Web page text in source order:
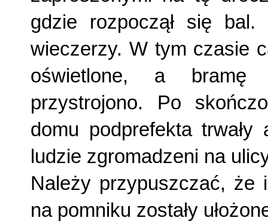
gdzie rozpoczął się
wieczerzy. W tym czasie
oświetlone, a bramę
przystrojono. Po
domu podprefekta
ludzie zgromadzeni na
Należy przypuszczać, że
na pomniku zostały